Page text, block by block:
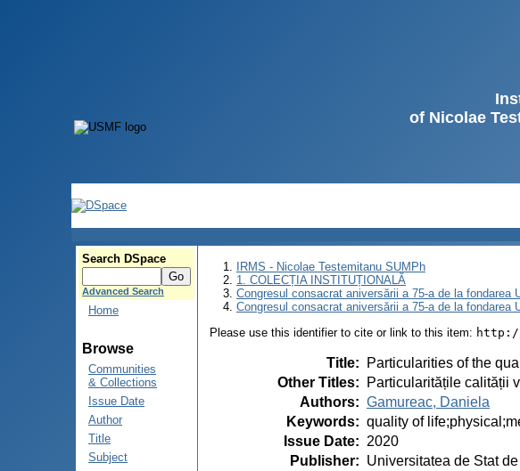
of Nicolae
Search DSpace
Advanced Search
Home
Browse
Communities
& Collections
Issue Date
Author
Title
Subject
IRMS - Nicolae Testemitanu SUMPh
1. COLECȚIA INSTITUȚIONALĂ
Congresul consacrat aniversării a 75-a de la fondarea
Congresul consacrat aniversării a 75-a de la fondarea
Please use this identifier to cite or link to this item: http://
Title:
Particularities of the
Other Titles:
Particularitățile calității
Authors: Gamureac, Daniela
Keywords: quality of
Issue Date: 2020
Publisher: Universitatea de Stat